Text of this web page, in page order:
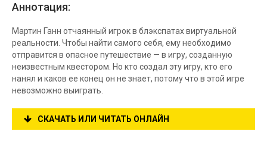
Аннотация:
Мартин Ганн отчаянный игрок в блэкспатах виртуальной
реальности. Чтобы найти самого себя, ему необходимо
отправится в опасное путешествие — в игру, созданную
неизвестным квестором. Но кто создал эту игру, кто его
нанял и каков ее конец он не знает, потому что в этой игре
невозможно выиграть.
СКАЧАТЬ ИЛИ ЧИТАТЬ ОНЛАЙН